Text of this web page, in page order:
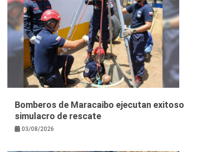
Bomberos de Maracaibo ejecutan exitoso
simulacro de rescate
03/08/2026